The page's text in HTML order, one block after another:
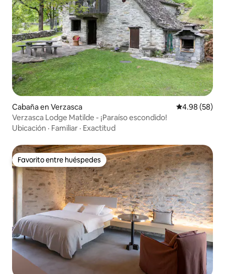
Cabaña en Verzasca Calificación
4.98 (58)
Verzasca Lodge Matilde - ¡Paraíso escondido!
Ubicación · Familiar · Exactitud
Favorito entre huéspedes
Favorito entre huéspedes